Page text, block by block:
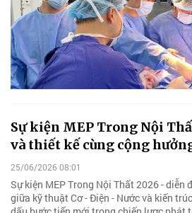
Sự kiện MEP Trong Nội
và thiết kế cùng cộng
25/06/2026 08:01
Sự kiện MEP Trong Nội Thất 2026 - diễn
giữa kỹ thuật Cơ - Điện - Nước và kiến